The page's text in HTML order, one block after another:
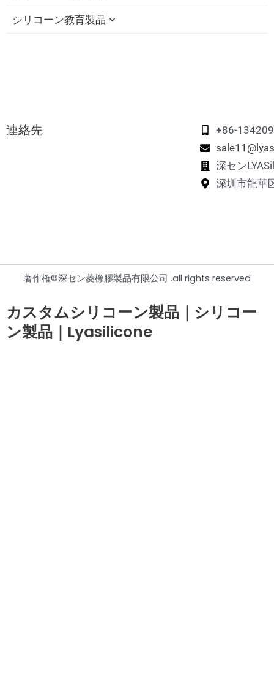
シリコーン犬チューおもちゃ
シリコーンペットトリートバッグ
シリコン製折りたたみ式カップ
シリコーン教育製品
シリコーンメモリーマッチングゲーム
連絡先
+86-
深セン
深圳市龍華
著作権©深セン菱橡膠製品有限公司 .all rights reserved
カスタムシリコーン製品｜シリコー
ン製品｜Lyasilicone